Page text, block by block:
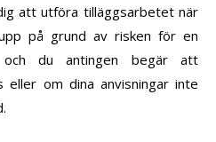
att utföra tilläggsarbetet när
på grund av risken för en
du antingen begär att
om dina anvisningar inte